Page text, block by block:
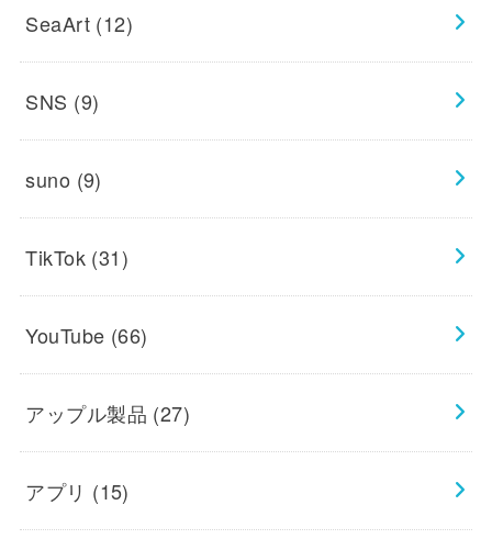
SeaArt (12)
SNS (9)
suno (9)
TikTok (31)
YouTube (66)
アップル製品 (27)
アプリ (15)